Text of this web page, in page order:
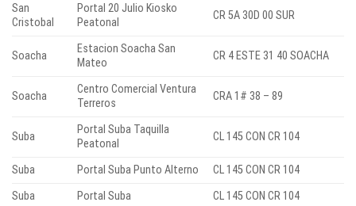
San
Cristobal
Portal 20 Julio Kiosko
Peatonal
CR 5A 30D 00 SUR
Soacha
Estacion Soacha San
Mateo
CR 4 ESTE 31 40 SOACHA
Soacha
Centro Comercial Ventura
Terreros
CRA 1# 38 – 89
Suba
Portal Suba Taquilla
Peatonal
CL 145 CON CR 104
Suba Portal Suba Punto Alterno
CL 145 CON CR 104
Suba
Portal Suba
CL 145 CON CR 104